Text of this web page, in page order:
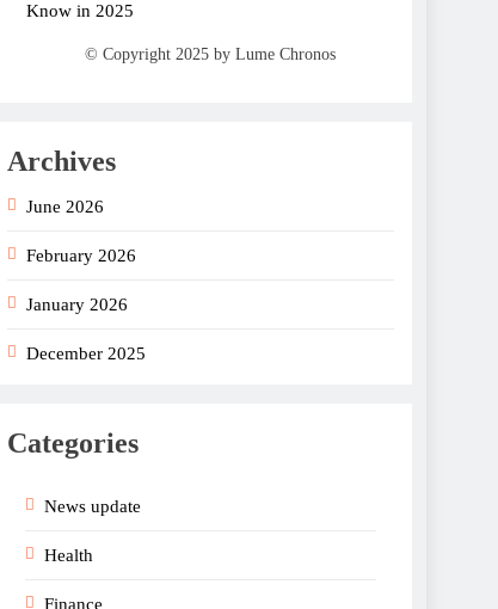
Know in 2025
Archives
June 2026
February 2026
January 2026
December 2025
Categories
News update
Health
Finance